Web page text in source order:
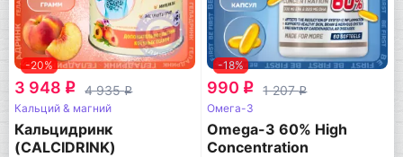
-20%
3 948 q 4 935q
Кальций & магний
Кальцидринк
(CALCIDRINK)
-18%
990 q 1 207q
Омега-3
Omega-3 60% High
Concentration